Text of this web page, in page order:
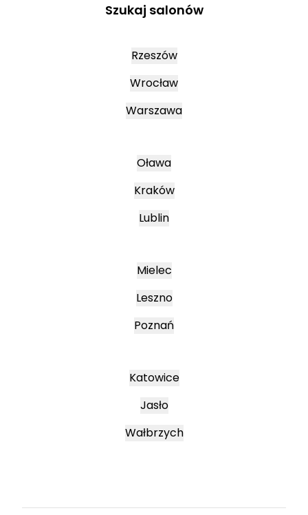
Szukaj salonów
Rzeszów
Wrocław
Warszawa
Oława
Kraków
Lublin
Mielec
Leszno
Poznań
Katowice
Jasło
Wałbrzych